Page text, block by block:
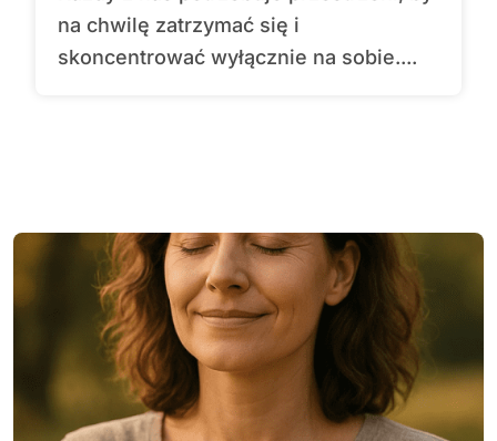
na chwilę zatrzymać się i
skoncentrować wyłącznie na sobie....